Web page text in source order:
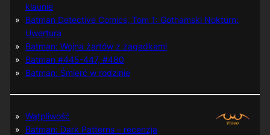
klaunie
Batman Detective Comics, Tom 1: Gothamski Nokturn:
Uwertura
Batman: Wojna żartów z zagadkami
Batman #445-447, #480
Batman: Śmierć w rodzinie
Wątpliwość
Batman: Dark Patterns – recenzja